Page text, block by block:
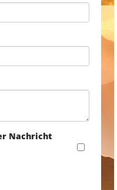
Nachricht